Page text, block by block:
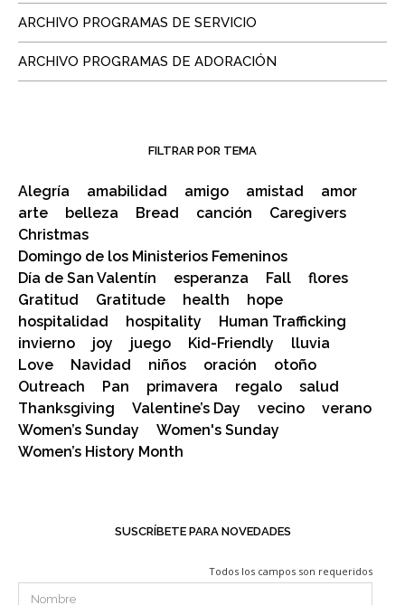
ARCHIVO PROGRAMAS DE SERVICIO
ARCHIVO PROGRAMAS DE ADORACIÓN
FILTRAR POR TEMA
Alegría amabilidad amigo amistad
amor
arte
belleza Bread canción
Caregivers
Christmas
Domingo de los Ministerios Femeninos
Día de San Valentín
esperanza Fall
flores
Gratitud
Gratitude health
hope
hospitalidad
hospitality
Human Trafficking
invierno
joy juego Kid-Friendly
lluvia
Love
Navidad niños oración
otoño
Outreach
Pan primavera regalo
salud
Thanksgiving
Valentine’s Day vecino
verano
Women’s Sunday
Women's Sunday
Women’s History Month
SUSCRÍBETE PARA NOVEDADES
Todos los campos son requeridos